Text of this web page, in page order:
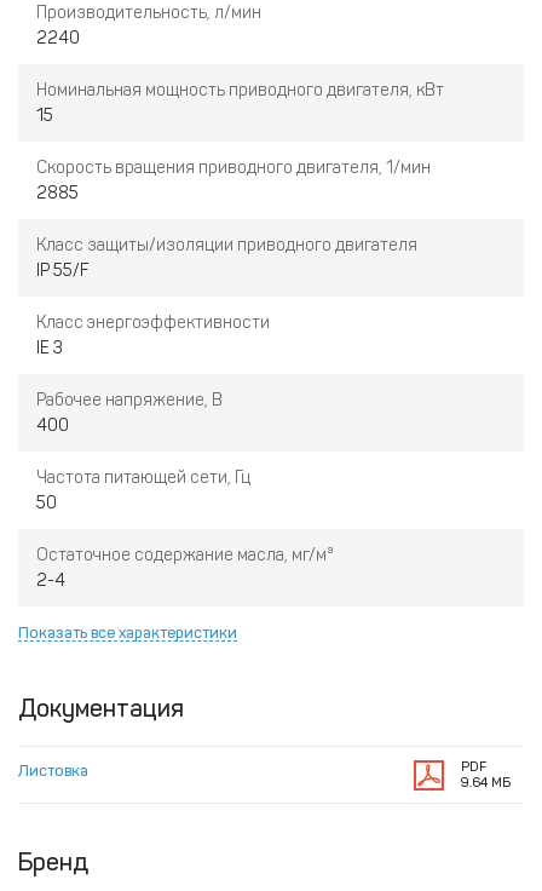
Производительность, л/мин
2240
Номинальная мощность приводного двигателя, кВт
15
Скорость вращения приводного двигателя, 1/мин
2885
Класс защиты/изоляции приводного двигателя
IP 55/F
Класс энергоэффективности
IE 3
Рабочее напряжение, В
400
Частота питающей сети, Гц
50
Остаточное содержание масла, мг/м³
2-4
Показать все характеристики
Документация
Листовка
PDF
9.64 МБ
Бренд